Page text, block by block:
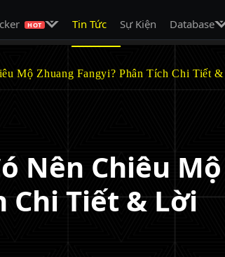
HOT Mở menu con
Tin Tức Sự Kiện Database
Mộ Zhuang Fangyi? Phân Tích Chi Tiết
Nên Chiêu Mộ
Chi Tiết & Lời